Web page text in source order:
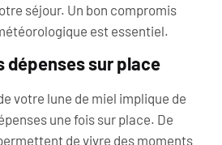
séjour. Un bon compromis
est essentiel.
dépenses sur place
votre lune de miel implique de
une fois sur place. De
de vivre des moments